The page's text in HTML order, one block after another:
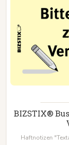
BIZSTIX®
Haftnotizen